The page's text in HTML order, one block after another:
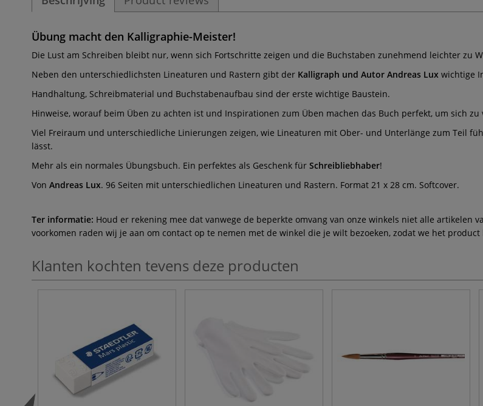
Übung macht den Kalligraphie-Meister!
Die Lust am Schreiben bleibt nur, wenn sich Fortschritte zeigen und die Buchstaben zunehmend leichter zu
Neben den unterschiedlichsten Lineaturen und Rastern gibt der Kalligraph und Autor Andreas Lux wichtige
Handhaltung, Schreibmaterial und Buchstabenaufbau sind der erste wichtige Baustein.
Hinweise, worauf beim Üben zu achten ist und Inspirationen zum Üben machen das Buch perfekt, um sich zu
Viel Freiraum und unterschiedliche Linierungen zeigen, wie Lineaturen mit Ober- und Unterlänge zum Teil
lässt.
Mehr als ein normales Übungsbuch. Ein perfektes als Geschenk für Schreibliebhaber!
Von Andreas Lux. 96 Seiten mit unterschiedlichen Lineaturen und Rastern. Format 21 x 28 cm. Softcover.
Ter informatie: Houd er rekening mee dat vanwege de beperkte omvang van onze winkels niet alle
voorkomen raden wij je aan om contact op te nemen met de winkel die je wilt bezoeken, zodat we het
Klanten kochten tevens deze producten